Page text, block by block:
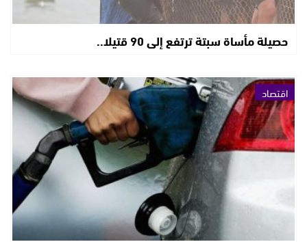
حصيلة مأساة سبتة ترتفع إلى 90 قتيلا..
اقتصاد